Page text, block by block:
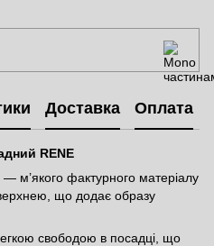
Доставка Оплата
RENE
— м’якого фактурного матеріалу
що додає образу
свободою в посадці, що